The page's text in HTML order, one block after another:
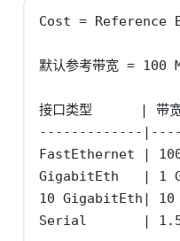
Cost = Reference
默认参考带宽 = 100
接口类型      | 带
-------------
FastEthernet |
GigabitEth   | 1
10 GigabitEth| 10
Serial       |